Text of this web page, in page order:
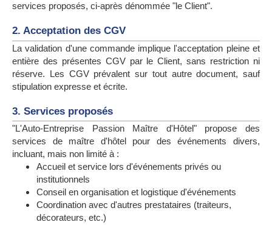
services proposés, ci-après dénommée "le Client".
2. Acceptation des CGV
La validation d'une commande implique l'acceptation pleine et
entière des présentes CGV par le Client, sans restriction ni
réserve. Les CGV prévalent sur tout autre document, sauf
stipulation expresse et écrite.
3. Services proposés
"L'Auto-Entreprise Passion Maître d'Hôtel" propose des
services de maître d'hôtel pour des événements divers,
incluant, mais non limité à :
Accueil et service lors d'événements privés ou
institutionnels
Conseil en organisation et logistique d'événements
Coordination avec d'autres prestataires (traiteurs,
décorateurs, etc.)